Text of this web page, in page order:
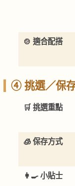
🍲 適合配搭
④ 挑選／保
🛒 挑選重點
🧊 保存方式
👩‍🍳 小貼士